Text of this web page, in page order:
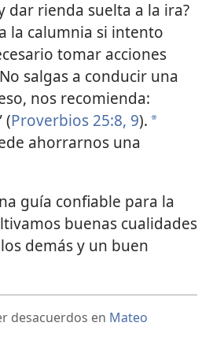
dar rienda suelta a la ira?
la calumnia si intento
tomar acciones
salgas a conducir una
nos recomienda:
(Proverbios 25:8, 9). a
ahorrarnos una
guía confiable para la
buenas cualidades
demás y un buen
desacuerdos en Mateo